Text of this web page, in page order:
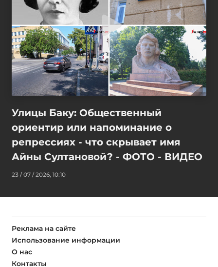
Улицы Баку: Общественный
ориентир или напоминание о
репрессиях - что скрывает имя
Айны Султановой? - ФОТО - ВИДЕО
23 / 07 / 2026, 10:10
Реклама на сайте
Использование информации
О нас
Контакты